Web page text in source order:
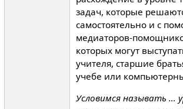
задач, которые
самостоятельно и с
медиаторов-
которых могут
учителя, старшие
учебе или
Условимся называть …